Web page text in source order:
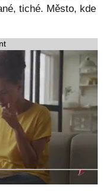
tiché. Město, kde